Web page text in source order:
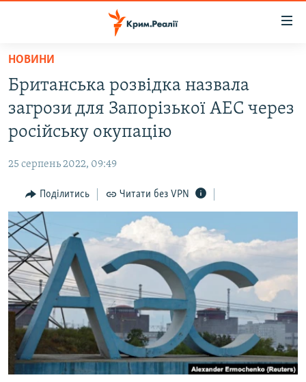
Перейти
основного
матеріалу
Перейти
до
основної
навігації
Перейти
до
пошуку
ВОДА.КРИМ
ВІДЕО ТА ФОТО
БЛОГИ
ПОГЛЯД
ІНТЕРВ'Ю
ВСЕ ЗА ДЕНЬ
СПЕЦПРОЕКТИ
ДЕПОРТАЦІЯ
ВІДЕОУРОКИ «ELIFBE»
СВІДЧЕННЯ ОКУПАЦІЇ
УКРАЇНСЬКА ПРОБЛЕМА КРИМУ
ЯК ОБІЙТИ БЛОКУВАННЯ
Русский
Qırımtatar
НОВИНИ
Британська розвідка назвала
загрози для Запорізької АЕС через
російську окупацію
25 серпень 2022, 09:49
Поділитись Читати без VPN